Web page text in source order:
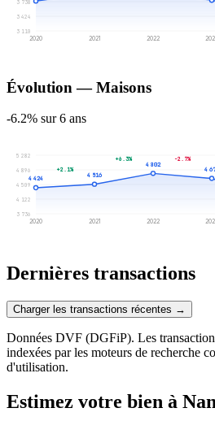
3 110
3 424
3 738
2020 2021 2022
Évolution — Maisons
-6.2% sur 6 ans
3 736
4 122
4 509
4 896
5 282
4 424
2020
4 516
2021
4 802
2022
4
+2.1%
+6.3% -2.7%
Dernières transactions
Charger les transactions récentes →
Données DVF (DGFiP). Les
indexées par les moteurs de recherche
d'utilisation.
Estimez votre bien à